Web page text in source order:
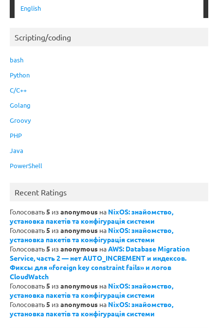
English
Scripting/coding
bash
Python
C/C++
Golang
Groovy
PHP
Java
PowerShell
Recent Ratings
Голосовать5 из anonymous на NixOS: знайомство,
установка пакетів та конфігурація системи
Голосовать5 из anonymous на NixOS: знайомство,
установка пакетів та конфігурація системи
Голосовать5 из anonymous наAWS: Database Migration
Service, часть 2 — нет AUTO_INCREMENT и индексов.
Фиксы для «foreign key constraint fails» и логов
CloudWatch
Голосовать5 из anonymous на NixOS: знайомство,
установка пакетів та конфігурація системи
Голосовать5 из anonymous на NixOS: знайомство,
установка пакетів та конфігурація системи